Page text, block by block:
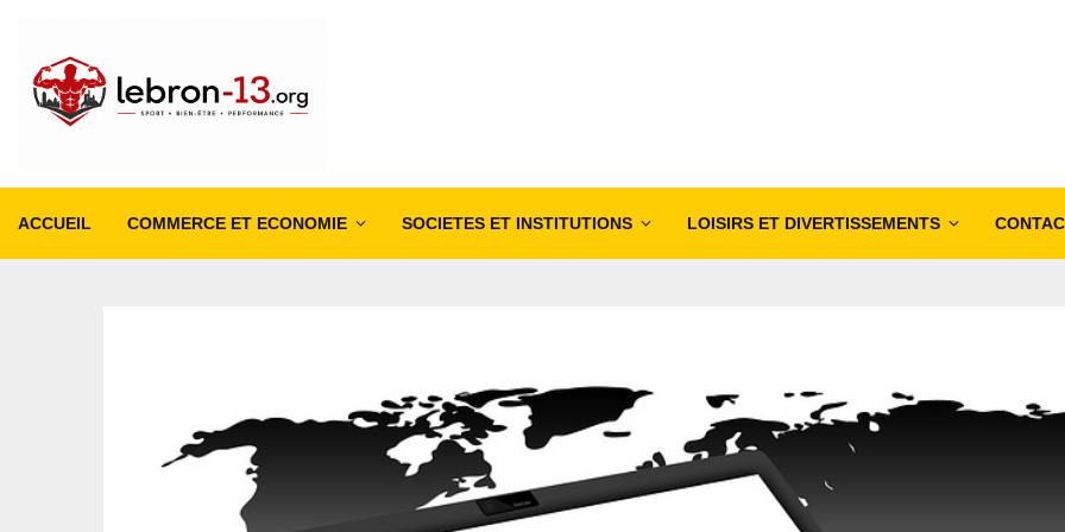
ACCUEIL COMMERCE ET ECONOMIE SOCIETES ET INSTITUTIONS LOISIRS ET DIVERTISSEMENTS